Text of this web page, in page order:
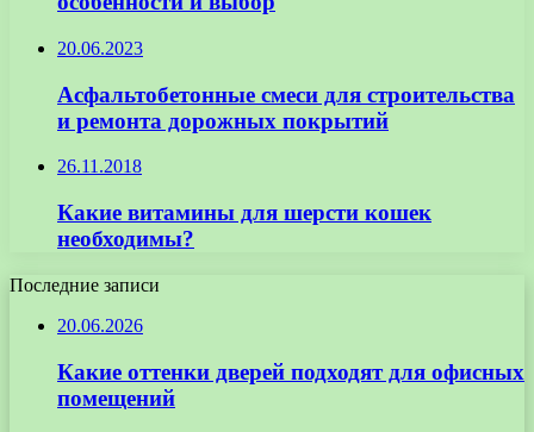
20.06.2023
Асфальтобетонные смеси для строительства
и ремонта дорожных покрытий
26.11.2018
Какие витамины для шерсти кошек
необходимы?
Последние записи
20.06.2026
Какие оттенки дверей подходят для офисных
помещений